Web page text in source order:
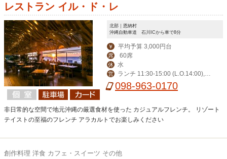
レストラン イル・ド・レ
北部｜恩納村
沖縄自動車道 石川ICから車で8分
￥ 平均予算 3,000円台
席 60席
休 水
営
ランチ 11:30-15:00 (L.O.14:00),デ
ィナー 17:30-23:00 (L.O.21:00)
098-963-0170
非日常的な空間で地元沖縄の厳選食材を使った カジュアルフレンチ。 リゾート
テイストの至福のフレンチ アラカルトでお楽しみください
創作料理 洋食 カフェ・スイーツ その他